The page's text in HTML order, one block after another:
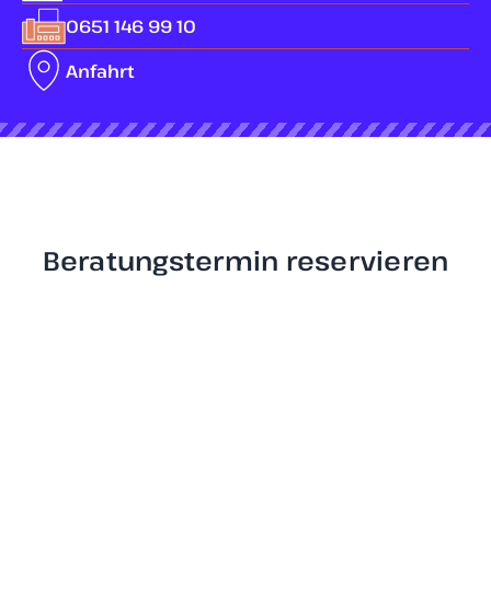
0651 146 99 10
Anfahrt
Beratungstermin reservieren